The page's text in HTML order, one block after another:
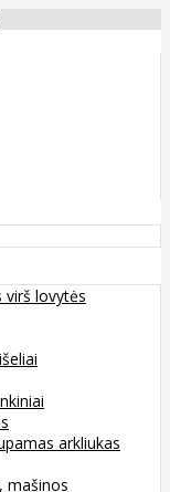
virš lovytės
arkliukas
mašinos